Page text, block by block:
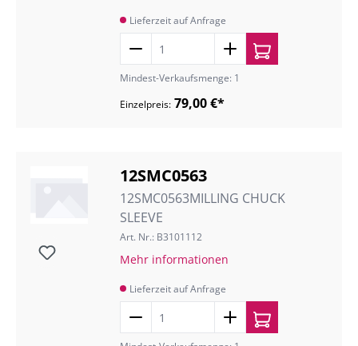
Lieferzeit auf Anfrage
Mindest-Verkaufsmenge: 1
Einzelpreis: 79,00 €*
12SMC0563
12SMC0563MILLING CHUCK
SLEEVE
Art. Nr.: B3101112
Mehr informationen
Lieferzeit auf Anfrage